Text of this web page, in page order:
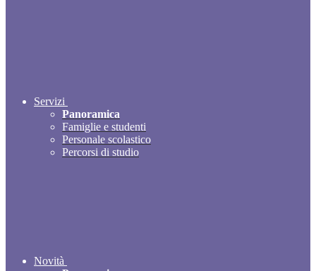
Servizi
Panoramica
Famiglie e studenti
Personale scolastico
Percorsi di studio
Novità